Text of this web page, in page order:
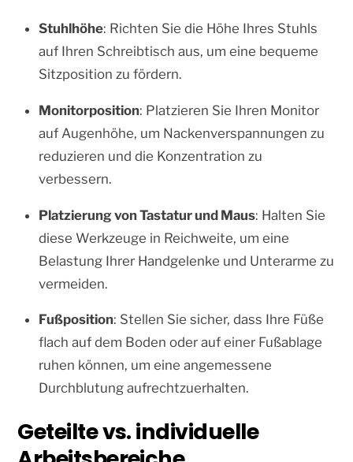
Stuhlhöhe: Richten Sie die Höhe Ihres Stuhls
auf Ihren Schreibtisch aus, um eine bequeme
Sitzposition zu fördern.
Monitorposition: Platzieren Sie Ihren Monitor
auf Augenhöhe, um Nackenverspannungen zu
reduzieren und die Konzentration zu
verbessern.
Platzierung von Tastatur und Maus: Halten Sie
diese Werkzeuge in Reichweite, um eine
Belastung Ihrer Handgelenke und Unterarme zu
vermeiden.
Fußposition: Stellen Sie sicher, dass Ihre Füße
flach auf dem Boden oder auf einer Fußablage
ruhen können, um eine angemessene
Durchblutung aufrechtzuerhalten.
Geteilte vs. individuelle